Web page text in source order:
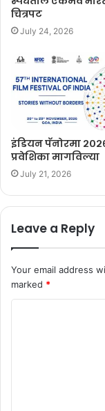
चित्रपट
July 24, 2026
इंडियन पॅनोरमा
प्रवेशिका मागविल्या
July 21, 2026
Leave a Reply
Your email address
marked *